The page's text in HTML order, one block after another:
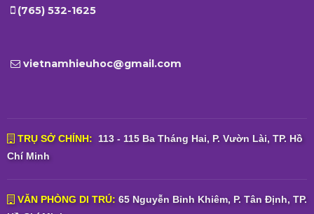
(765) 532-1625
vietnamhieuhoc@gmail.com
TRỤ SỞ CHÍNH: 113 - 115 Ba Tháng Hai, P. Vườn Lài, TP. Hồ
Chí Minh
VĂN PHÒNG DI TRÚ: 65 Nguyễn Bỉnh Khiêm, P. Tân Định, TP.